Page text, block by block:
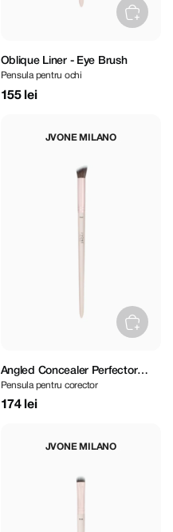
Oblique Liner - Eye Brush
Pensula pentru ochi
155 lei
JVONE MILANO
Angled Concealer Perfector
Brush - Face Brush
Pensula pentru corector
174 lei
JVONE MILANO